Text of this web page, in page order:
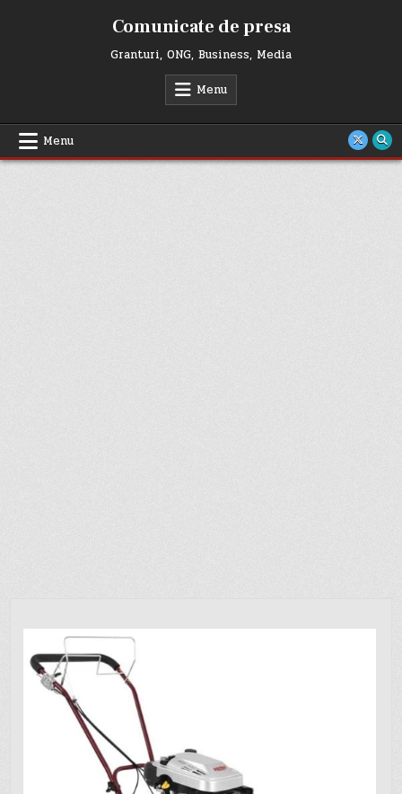
Comunicate de presa
Granturi, ONG, Business, Media
Menu
Menu